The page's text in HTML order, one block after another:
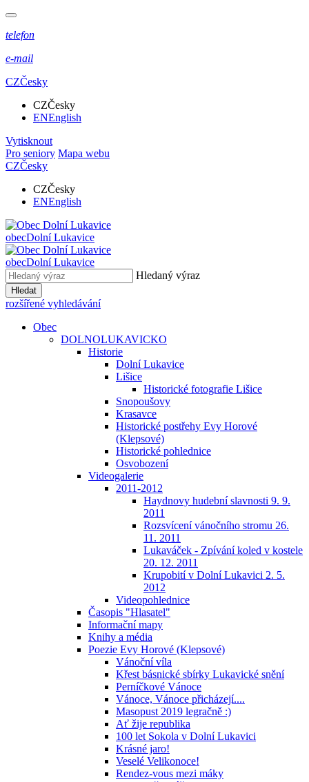
telefon
e-mail
CZČesky
CZČesky
ENEnglish
Vytisknout
Pro seniory Mapa webu
CZČesky
CZČesky
ENEnglish
obecDolní Lukavice
obecDolní Lukavice
Hledaný výraz
Hledat
rozšířené vyhledávání
Obec
DOLNOLUKAVICKO
Historie
Dolní Lukavice
Lišice
Historické fotografie Lišice
Snopoušovy
Krasavce
Historické postřehy Evy Horové
(Klepsové)
Historické pohlednice
Osvobození
Videogalerie
2011-2012
Haydnovy hudební slavnosti 9. 9.
2011
Rozsvícení vánočního stromu 26.
11. 2011
Lukaváček - Zpívání koled v kostele
20. 12. 2011
Krupobití v Dolní Lukavici 2. 5.
2012
Videopohlednice
Časopis "Hlasatel"
Informační mapy
Knihy a média
Poezie Evy Horové (Klepsové)
Vánoční víla
Křest básnické sbírky Lukavické snění
Perníčkové Vánoce
Vánoce, Vánoce přicházejí....
Masopust 2019 legračně :)
Ať žije republika
100 let Sokola v Dolní Lukavici
Krásné jaro!
Veselé Velikonoce!
Rendez-vous mezi máky